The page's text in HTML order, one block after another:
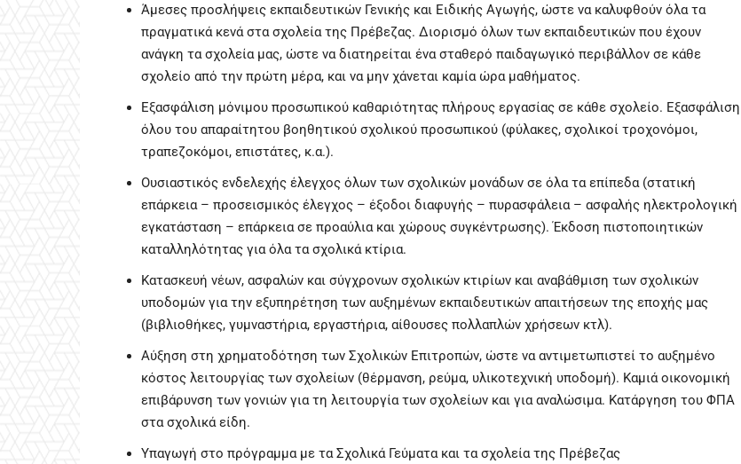
Άμεσες προσλήψεις εκπαιδευτικών Γενικής και Ειδικής Αγωγής, ώστε να καλυφθούν όλα τα
πραγματικά κενά στα σχολεία της Πρέβεζας. Διορισμό όλων των εκπαιδευτικών που έχουν
ανάγκη τα σχολεία μας, ώστε να διατηρείται ένα σταθερό παιδαγωγικό περιβάλλον σε κάθε
σχολείο από την πρώτη μέρα, και να μην χάνεται καμία ώρα μαθήματος.
Εξασφάλιση μόνιμου προσωπικού καθαριότητας πλήρους εργασίας σε κάθε σχολείο. Εξασφάλιση
όλου του απαραίτητου βοηθητικού σχολικού προσωπικού (φύλακες, σχολικοί τροχονόμοι,
τραπεζοκόμοι, επιστάτες, κ.α.).
Ουσιαστικός ενδελεχής έλεγχος όλων των σχολικών μονάδων σε όλα τα επίπεδα (στατική
επάρκεια – προσεισμικός έλεγχος – έξοδοι διαφυγής – πυρασφάλεια – ασφαλής ηλεκτρολογική
εγκατάσταση – επάρκεια σε προαύλια και χώρους συγκέντρωσης). Έκδοση πιστοποιητικών
καταλληλότητας για όλα τα σχολικά κτίρια.
Κατασκευή νέων, ασφαλών και σύγχρονων σχολικών κτιρίων και αναβάθμιση των σχολικών
υποδομών για την εξυπηρέτηση των αυξημένων εκπαιδευτικών απαιτήσεων της εποχής μας
(βιβλιοθήκες, γυμναστήρια, εργαστήρια, αίθουσες πολλαπλών χρήσεων κτλ).
Αύξηση στη χρηματοδότηση των Σχολικών Επιτροπών, ώστε να αντιμετωπιστεί το αυξημένο
κόστος λειτουργίας των σχολείων (θέρμανση, ρεύμα, υλικοτεχνική υποδομή). Καμιά οικονομική
επιβάρυνση των γονιών για τη λειτουργία των σχολείων και για αναλώσιμα. Κατάργηση του ΦΠΑ
στα σχολικά είδη.
Υπαγωγή στο πρόγραμμα με τα Σχολικά Γεύματα και τα σχολεία της Πρέβεζας